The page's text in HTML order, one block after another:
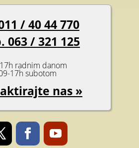
/ 40 44 770
063 / 321 125
radnim danom
17h subotom
nas »